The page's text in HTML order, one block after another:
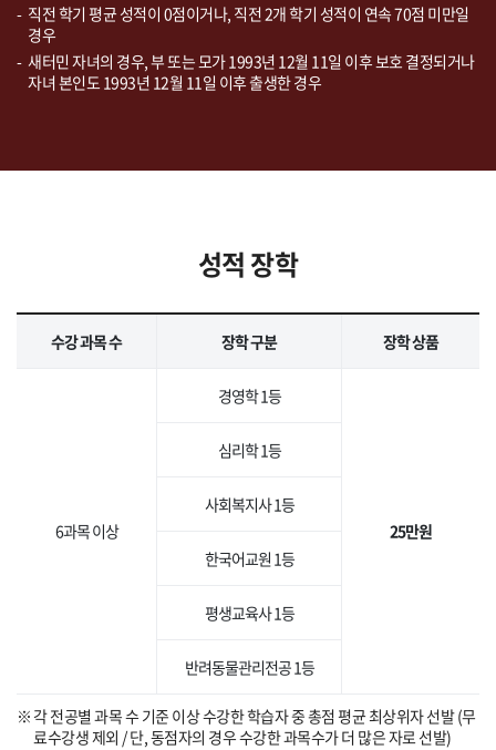
직전 학기 평균 성적이 0점이거나, 직전 2개 학기 성적이 연속 70점 미만일
경우
새터민 자녀의 경우, 부 또는 모가 1993년 12월 11일 이후 보호 결정되거나
자녀 본인도 1993년 12월 11일 이후 출생한 경우
성적 장학
수강 과목 수 장학 구분 장학 상품
6과목 이상
경영학 1등
25만원
심리학 1등
사회복지사 1등
한국어교원 1등
평생교육사 1등
반려동물관리전공 1등
각 전공별 과목 수 기준 이상 수강한 학습자 중 총점 평균 최상위자 선발 (무
료수강생 제외 / 단, 동점자의 경우 수강한 과목수가 더 많은 자로 선발)